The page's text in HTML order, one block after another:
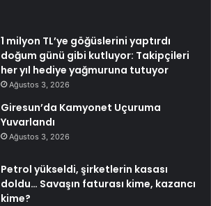
1 milyon TL’ye göğüslerini yaptırdı
doğum günü gibi kutluyor: Takipçileri
her yıl hediye yağmuruna tutuyor
Ağustos 3, 2026
Giresun’da Kamyonet Uçuruma
Yuvarlandı
Ağustos 3, 2026
Petrol yükseldi, şirketlerin kasası
doldu… Savaşın faturası kime, kazancı
kime?